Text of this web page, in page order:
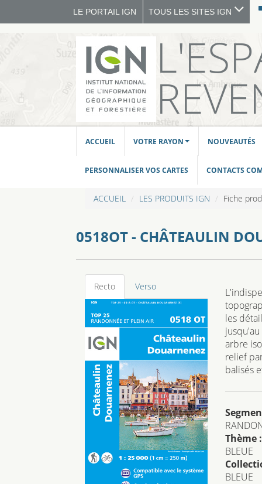
LE PORTAIL IGN TOUS LES SITES IGN
ACCUEIL VOTRE RAYON NOUVEAUTÉS
PERSONNALISER VOS CARTES CONTACTS
ACCUEIL LES PRODUITS IGN Fiche
0518OT - CHÂTEAULIN
Recto Verso
les
arbre
relief
balisés
Thème :
BLEUE
BLEUE